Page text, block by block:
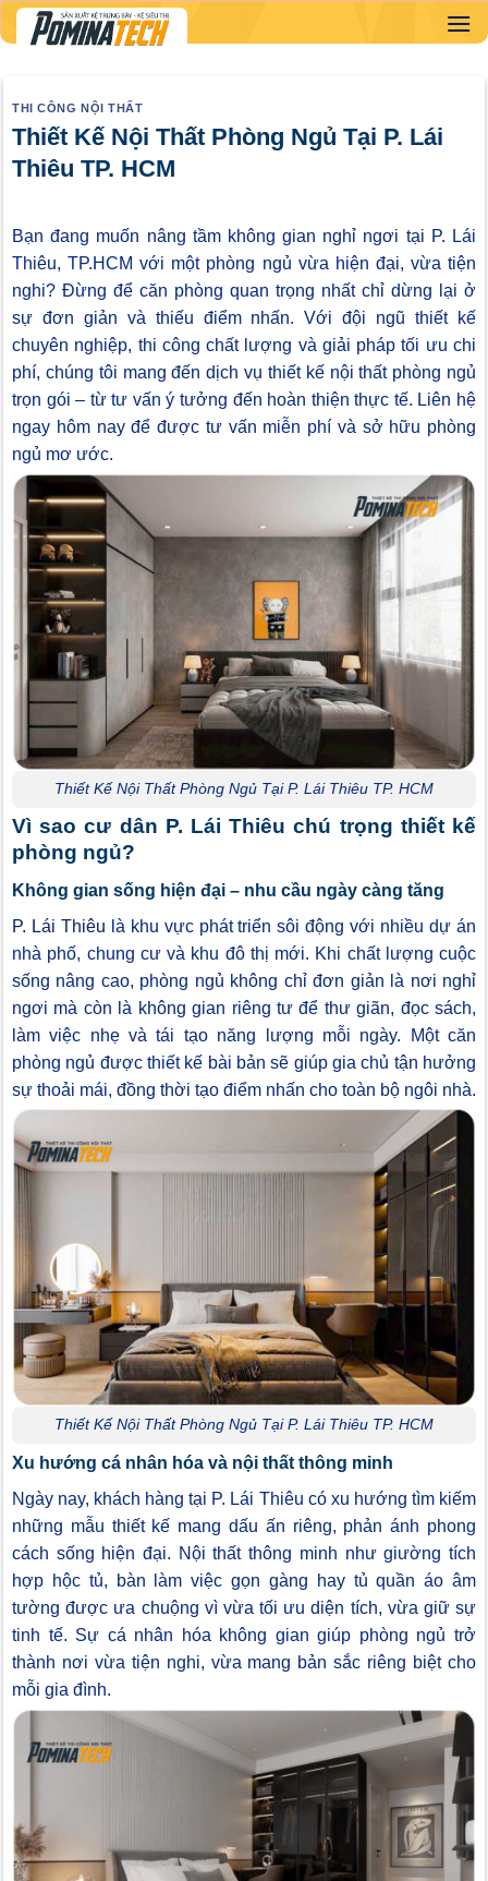
Skip
to
THI CÔNG NỘI THẤT
Thiết Kế Nội Thất Phòng Ngủ Tại P. Lái
Thiêu TP. HCM
Bạn đang muốn nâng tầm không gian nghỉ ngơi tại P. Lái
Thiêu, TP.HCM với một phòng ngủ vừa hiện đại, vừa tiện
nghi? Đừng để căn phòng quan trọng nhất chỉ dừng lại ở
sự đơn giản và thiếu điểm nhấn. Với đội ngũ thiết kế
chuyên nghiệp, thi công chất lượng và giải pháp tối ưu chi
phí, chúng tôi mang đến dịch vụ thiết kế nội thất phòng ngủ
trọn gói – từ tư vấn ý tưởng đến hoàn thiện thực tế. Liên hệ
ngay hôm nay để được tư vấn miễn phí và sở hữu phòng
ngủ mơ ước.
Thiết Kế Nội Thất Phòng Ngủ Tại P. Lái Thiêu TP. HCM
Vì sao cư dân P. Lái Thiêu chú trọng thiết kế
phòng ngủ?
Không gian sống hiện đại – nhu cầu ngày càng tăng
P. Lái Thiêu là khu vực phát triển sôi động với nhiều dự án
nhà phố, chung cư và khu đô thị mới. Khi chất lượng cuộc
sống nâng cao, phòng ngủ không chỉ đơn giản là nơi nghỉ
ngơi mà còn là không gian riêng tư để thư giãn, đọc sách,
làm việc nhẹ và tái tạo năng lượng mỗi ngày. Một căn
phòng ngủ được thiết kế bài bản sẽ giúp gia chủ tận hưởng
sự thoải mái, đồng thời tạo điểm nhấn cho toàn bộ ngôi nhà.
Thiết Kế Nội Thất Phòng Ngủ Tại P. Lái Thiêu TP. HCM
Xu hướng cá nhân hóa và nội thất thông minh
Ngày nay, khách hàng tại P. Lái Thiêu có xu hướng tìm kiếm
những mẫu thiết kế mang dấu ấn riêng, phản ánh phong
cách sống hiện đại. Nội thất thông minh như giường tích
hợp hộc tủ, bàn làm việc gọn gàng hay tủ quần áo âm
tường được ưa chuộng vì vừa tối ưu diện tích, vừa giữ sự
tinh tế. Sự cá nhân hóa không gian giúp phòng ngủ trở
thành nơi vừa tiện nghi, vừa mang bản sắc riêng biệt cho
mỗi gia đình.